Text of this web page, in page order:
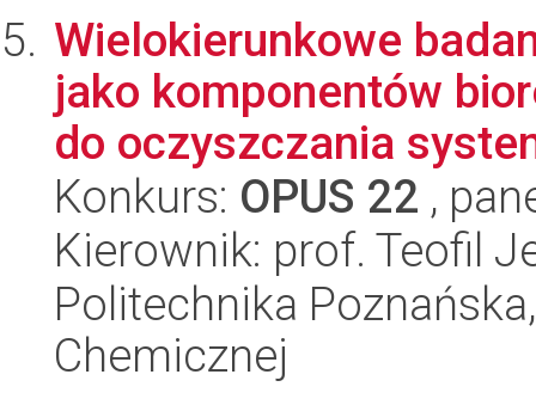
Wielokierunkowe
jako komponentów
do oczyszczania
Konkurs: OPUS 22 ,
Kierownik: prof. Teofil
Politechnika
Chemicznej